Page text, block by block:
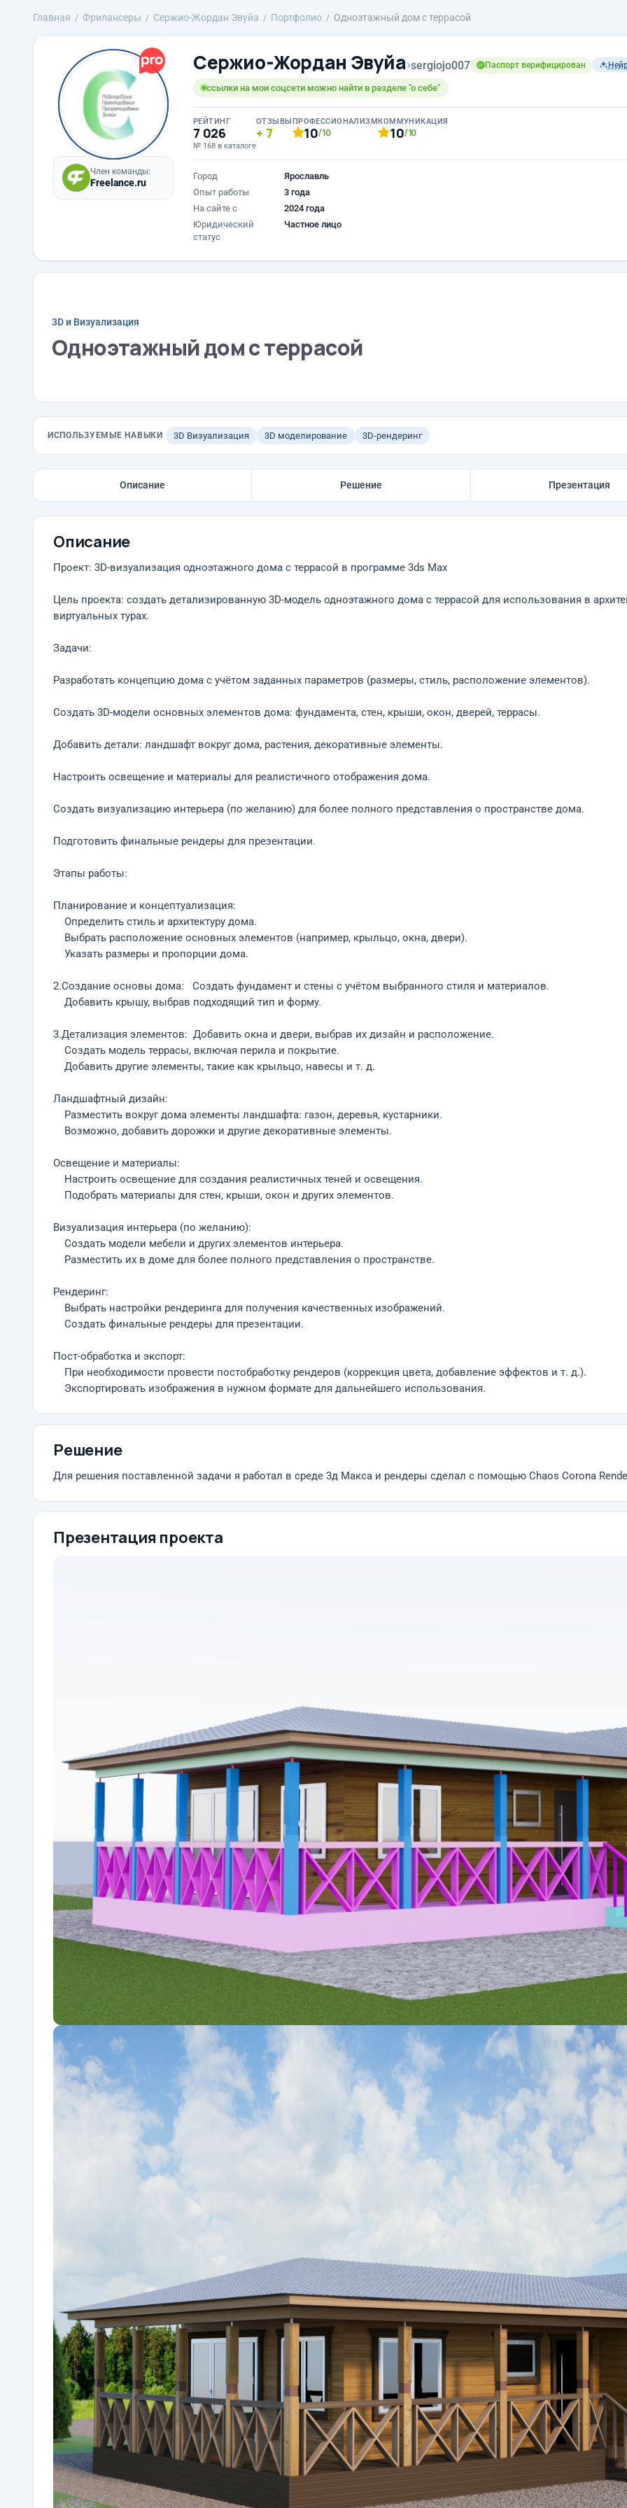
Главная Фрилансеры Сержио-Жордан Эвуйа Портфолио Одноэтажный дом с террасой
Член команды:
Freelance.ru
Сержио-Жордан Эвуйа›sergiojo007 Паспорт верифицирован
ссылки на мои соцсети можно найти в разделе "о себе"
РЕЙТИНГ
7 026
№ 168 в каталоге
ОТЗЫВЫ
7
ПРОФЕССИОНАЛИЗМ
10/10
КОММУНИКАЦИЯ
10/10
Город
Ярославль
Опыт работы
3 года
На сайте с
2024 года
Юридический
статус
Частное лицо
3D и Визуализация
Одноэтажный дом с террасой
ИСПОЛЬЗУЕМЫЕ НАВЫКИ 3D Визуализация 3D моделирование 3D-рендеринг
Описание Решение Презентация
Описание
Проект: 3D-визуализация одноэтажного дома с террасой в программе 3ds Max
Цель проекта: создать детализированную 3D-модель одноэтажного дома с террасой для использования в
виртуальных турах.
Задачи:
Разработать концепцию дома с учётом заданных параметров (размеры, стиль, расположение элементов).
Создать 3D-модели основных элементов дома: фундамента, стен, крыши, окон, дверей, террасы.
Добавить детали: ландшафт вокруг дома, растения, декоративные элементы.
Настроить освещение и материалы для реалистичного отображения дома.
Создать визуализацию интерьера (по желанию) для более полного представления о пространстве дома.
Подготовить финальные рендеры для презентации.
Этапы работы:
Планирование и концептуализация:
Определить стиль и архитектуру дома.
Выбрать расположение основных элементов (например, крыльцо, окна, двери).
Указать размеры и пропорции дома.
2.Создание основы дома: Создать фундамент и стены с учётом выбранного стиля и материалов.
Добавить крышу, выбрав подходящий тип и форму.
3.Детализация элементов: Добавить окна и двери, выбрав их дизайн и расположение.
Создать модель террасы, включая перила и покрытие.
Добавить другие элементы, такие как крыльцо, навесы и т. д.
Ландшафтный дизайн:
Разместить вокруг дома элементы ландшафта: газон, деревья, кустарники.
Возможно, добавить дорожки и другие декоративные элементы.
Освещение и материалы:
Настроить освещение для создания реалистичных теней и освещения.
Подобрать материалы для стен, крыши, окон и других элементов.
Визуализация интерьера (по желанию):
Создать модели мебели и других элементов интерьера.
Разместить их в доме для более полного представления о пространстве.
Рендеринг:
Выбрать настройки рендеринга для получения качественных изображений.
Создать финальные рендеры для презентации.
Пост-обработка и экспорт:
При необходимости провести постобработку рендеров (коррекция цвета, добавление эффектов и т. д.).
Экспортировать изображения в нужном формате для дальнейшего использования.
Решение
Для решения поставленной задачи я работал в среде 3д Макса и рендеры сделал с помощью Chaos Corona
Презентация проекта